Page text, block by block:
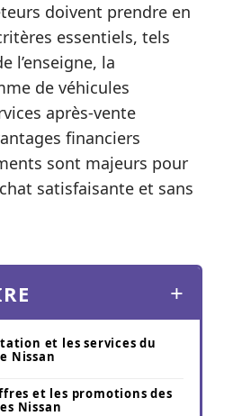
doivent prendre en
essentiels, tels
l’enseigne, la
de véhicules
après-vente
financiers
sont majeurs pour
satisfaisante et sans
et les services du
Nissan
et les promotions des
Nissan